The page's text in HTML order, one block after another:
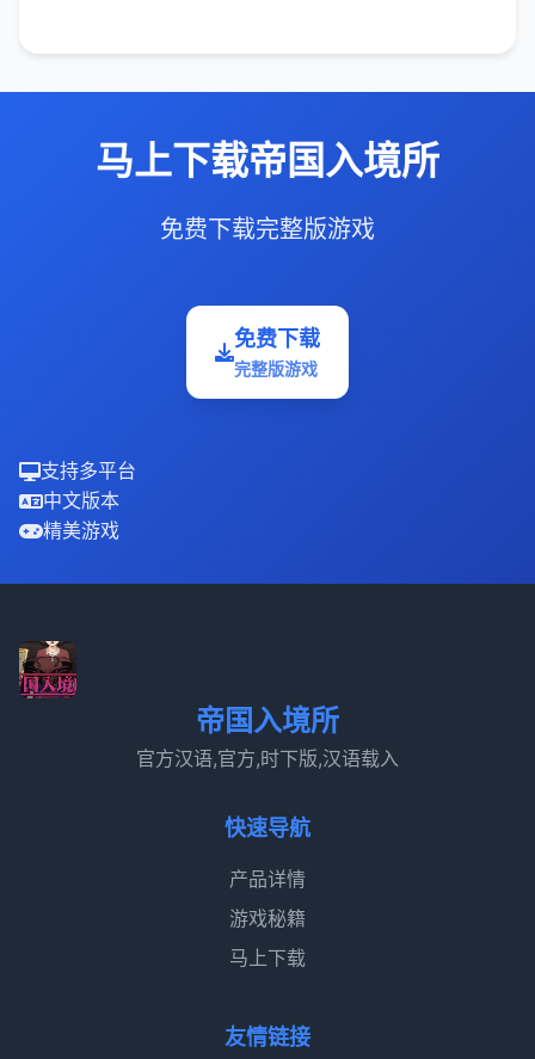
马上下载帝国入境所
免费下载完整版游戏
免费下载
完整版游戏
支持多平台
中文版本
精美游戏
帝国入境所
官方汉语,官方,时下版,汉语载入
快速导航
产品详情
游戏秘籍
马上下载
友情链接